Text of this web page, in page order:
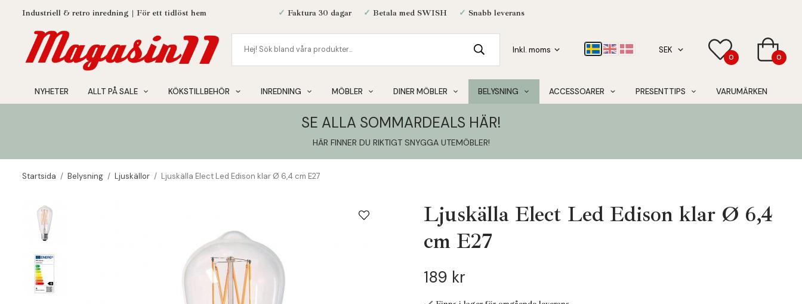
Industriell & retro inredning | För ett tidlöst hem ✓ Faktura 30 dagar ✓ Betala med SWISH ✓ Snabb leverans
0 0
NYHETER ALLT PÅ SALE KÖKSTILLBEHÖR INREDNING MÖBLER DINER MÖBLER BELYSNING ACCESSOARER PRESENTTIPS VARUMÄRKEN
SE ALLA SOMMARDEALS HÄR!
HÄR FINNER DU RIKTIGT SNYGGA UTEMÖBLER!
Startsida / Belysning / Ljuskällor / Ljuskälla Elect Led Edison klar Ø 6,4 cm E27
Ljuskälla Elect Led Edison klar Ø 6,4
cm E27
189 kr